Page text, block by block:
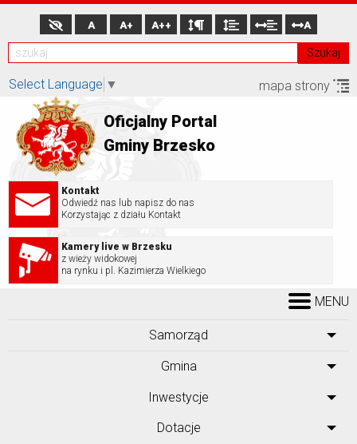
Szukaj
A A+ A++ A
Select Language ▼ mapa strony
Oficjalny Portal
Gminy Brzesko
Kontakt
Odwiedź nas lub napisz do nas
Korzystając z działu Kontakt
Kamery live w Brzesku
z wieży widokowej
na rynku i pl. Kazimierza Wielkiego
MENU
Samorząd
Gmina
Inwestycje
Dotacje